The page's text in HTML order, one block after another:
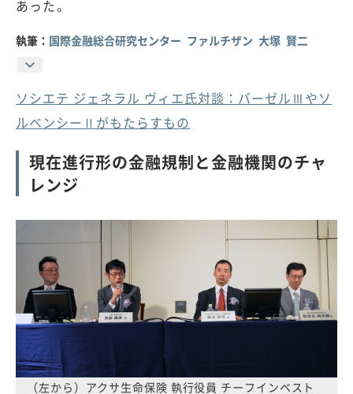
あった。
執筆： 国際金融総合研究センター ファルチザン 大塚 賢二
ソシエテ ジェネラル ヴィエ氏対談：バーゼルⅢやソ
ルベンシーⅡがもたらすもの
現在進行形の金融規制と金融機関のチャ
レンジ
（左から）アクサ生命保険 執行役員 チーフインベスト